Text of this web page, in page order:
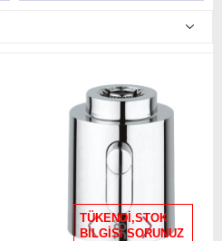
TÜKENDİ,STOK
BİLGİSİ SORUNUZ